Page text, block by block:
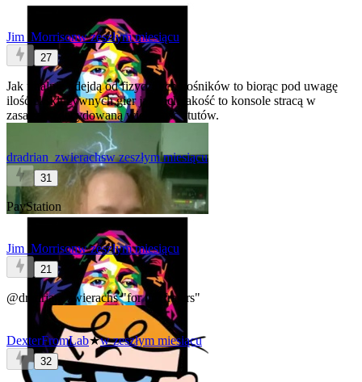
Jim_Morrisonw zeszłym miesiącu
27
Jak finalnie odejdą od fizycznych nośników to biorąc pod uwagę
ilość ekskluzywnych gier jak i ich jakość to konsole stracą w
zasadzie zdecydowaną większość atutów.
dradrian_zwierachsw zeszłym miesiącu
31
PayStation
Jim_Morrisonw zeszłym miesiącu
21
@dradrian_zwierachs"for the frajers"
DexterFromLab★w zeszłym miesiącu
32